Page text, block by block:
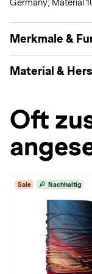
Germany; Material
Merkmale &
Material &
Oft
Sale Nachhaltig